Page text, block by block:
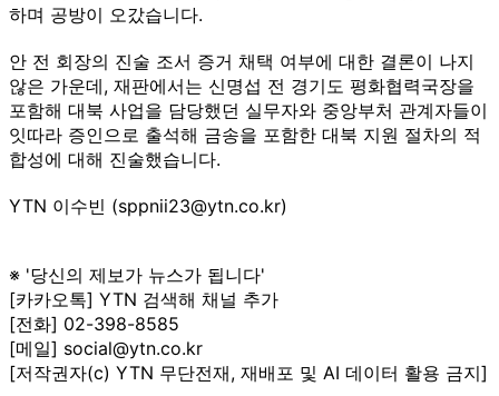
하며 공방이 오갔습니다.
안 전 회장의 진술 조서 증거 채택 여부에 대한 결론이 나지
않은 가운데, 재판에서는 신명섭 전 경기도 평화협력국장을
포함해 대북 사업을 담당했던 실무자와 중앙부처 관계자들이
잇따라 증인으로 출석해 금송을 포함한 대북 지원 절차의 적
합성에 대해 진술했습니다.
YTN 이수빈 (sppnii23@ytn.co.kr)
※ '당신의 제보가 뉴스가 됩니다'
[카카오톡] YTN 검색해 채널 추가
[전화] 02-398-8585
[메일] social@ytn.co.kr
[저작권자(c) YTN 무단전재, 재배포 및 AI 데이터 활용 금지]